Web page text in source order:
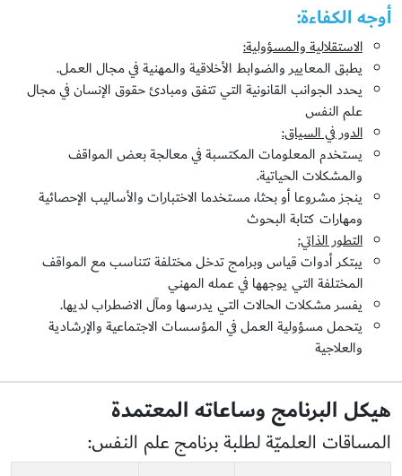
أوجه الكفاءة:
الاستقلالية والمسؤولية:
يطبق المعايير والضوابط الأخلاقية والمهنية في مجال العمل.
يحدد الجوانب القانونية التي تتفق ومبادئ حقوق الإنسان في مجال
علم النفس
الدور في السياق:
يستخدم المعلومات المكتسبة في معالجة بعض المواقف
والمشكلات الحياتية.
ينجز مشروعا أو بحثا، مستخدما الاختبارات والأساليب الإحصائية
ومهارات كتابة البحوث
التطور الذاتي:
يبتكر أدوات قياس وبرامج تدخل مختلفة تتناسب مع المواقف
المختلفة التي يوجهها في عمله المهني
يفسر مشكلات الحالات التي يدرسها ومآل الاضطراب لديها.
يتحمل مسؤولية العمل في المؤسسات الاجتماعية والإرشادية
والعلاجية
هيكل البرنامج وساعاته المعتمدة
المساقات العلميّة لطلبة برنامج علم النفس: